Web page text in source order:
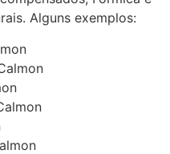
Alguns exemplos: